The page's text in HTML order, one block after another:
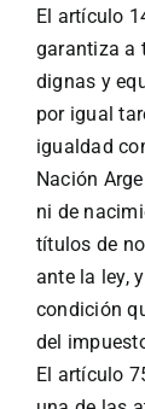
El artículo
garantiza a
dignas y
por igual
igualdad
Nación
ni de
títulos de
ante la ley,
condición
del
El artículo